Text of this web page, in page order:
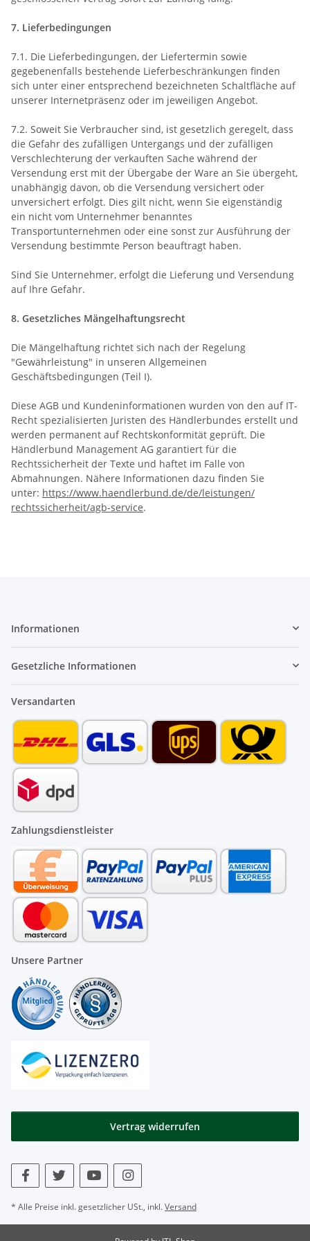
7. Lieferbedingungen
7.1. Die Lieferbedingungen, der Liefertermin sowie
gegebenenfalls bestehende Lieferbeschränkungen finden
sich unter einer entsprechend bezeichneten Schaltfläche auf
unserer Internetpräsenz oder im jeweiligen Angebot.
7.2. Soweit Sie Verbraucher sind, ist gesetzlich geregelt, dass
die Gefahr des zufälligen Untergangs und der zufälligen
Verschlechterung der verkauften Sache während der
Versendung erst mit der Übergabe der Ware an Sie übergeht,
unabhängig davon, ob die Versendung versichert oder
unversichert erfolgt. Dies gilt nicht, wenn Sie eigenständig
ein nicht vom Unternehmer benanntes
Transportunternehmen oder eine sonst zur Ausführung der
Versendung bestimmte Person beauftragt haben.
Sind Sie Unternehmer, erfolgt die Lieferung und Versendung
auf Ihre Gefahr.
8. Gesetzliches Mängelhaftungsrecht
Die Mängelhaftung richtet sich nach der Regelung
"Gewährleistung" in unseren Allgemeinen
Geschäftsbedingungen (Teil I).
Diese AGB und Kundeninformationen wurden von den auf IT-
Recht spezialisierten Juristen des Händlerbundes erstellt und
werden permanent auf Rechtskonformität geprüft. Die
Händlerbund Management AG garantiert für die
Rechtssicherheit der Texte und haftet im Falle von
Abmahnungen. Nähere Informationen dazu finden Sie
unter: https://www.haendlerbund.de/de/leistungen/
rechtssicherheit/agb-service.
Informationen
Gesetzliche Informationen
Versandarten
Zahlungsdienstleister
Unsere Partner
Vertrag widerrufen
* Alle Preise inkl. gesetzlicher USt., inkl.Versand